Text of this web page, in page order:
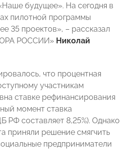
будущее». На сегодня в
пилотной программы
35 проектов», – рассказал
РОССИИ» Николай
что процентная
участникам
ставке рефинансирования
момент ставка
РФ составляет 8,25%). Однако
приняли решение смягчить
предприниматели